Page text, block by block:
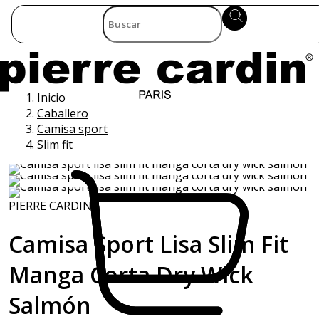
Inicio
Caballero
Camisa sport
Slim fit
PIERRE CARDIN
Camisa Sport Lisa Slim Fit
Manga Corta Dry Wick
Salmón